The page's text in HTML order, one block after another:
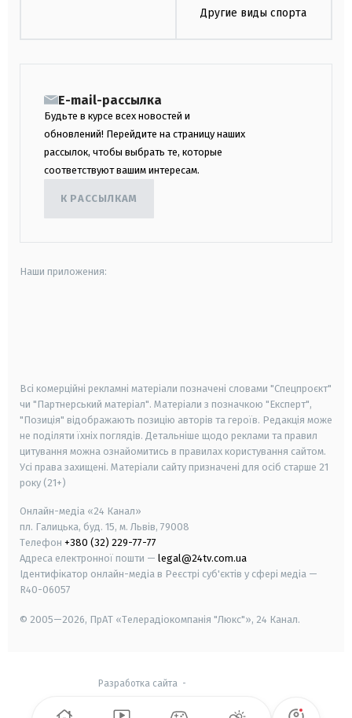
Другие виды спорта
E-mail-рассылка
Будьте в курсе всех новостей и
обновлений! Перейдите на страницу наших
рассылок, чтобы выбрать те, которые
соответствуют вашим интересам.
К РАССЫЛКАМ
Наши приложения:
Всі комерційні рекламні матеріали позначені словами "Спецпроєкт"
чи "Партнерський матеріал". Матеріали з позначкою "Експерт",
"Позиція" відображають позицію авторів та героїв. Редакція може
не поділяти їхніх поглядів. Детальніше щодо реклами та правил
цитування можна ознайомитись в правилах користування сайтом.
Усі права захищені. Матеріали сайту призначені для осіб старше 21
року (21+)
Онлайн-медіа «24 Канал»
пл. Галицька, буд. 15, м. Львів, 79008
Телефон +380 (32) 229-77-77
Адреса електронної пошти — legal@24tv.com.ua
Ідентифікатор онлайн-медіа в Реєстрі суб'єктів у сфері медіа —
R40-06057
© 2005—2026, ПрАТ «Телерадіокомпанія "Люкс"», 24 Канал.
Разработка сайта -